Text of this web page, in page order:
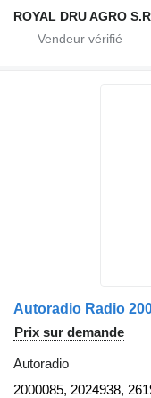
ROYAL DRU AGRO
Prix sur demande
Autoradio
2000085, 2024938,